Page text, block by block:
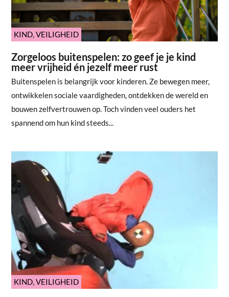
KIND,VEILIGHEID
Zorgeloos buitenspelen: zo geef je je kind
meer vrijheid én jezelf meer rust
Buitenspelen is belangrijk voor kinderen. Ze bewegen meer,
ontwikkelen sociale vaardigheden, ontdekken de wereld en
bouwen zelfvertrouwen op. Toch vinden veel ouders het
spannend om hun kind steeds...
KIND,VEILIGHEID